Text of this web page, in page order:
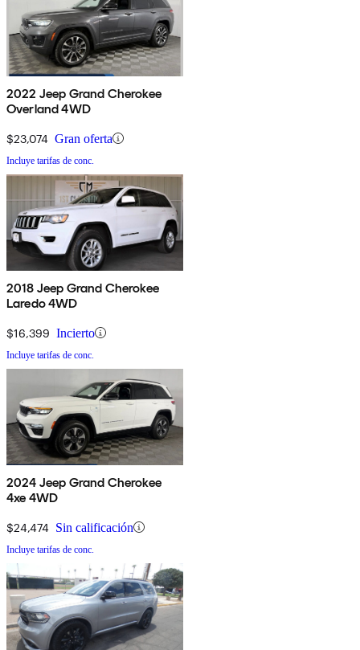
2022 Jeep Grand Cherokee
Overland 4WD
$23,074 Gran oferta
Incluye tarifas de conc.
2018 Jeep Grand Cherokee
Laredo 4WD
$16,399 Incierto
Incluye tarifas de conc.
2024 Jeep Grand Cherokee
4xe 4WD
$24,474 Sin calificación
Incluye tarifas de conc.